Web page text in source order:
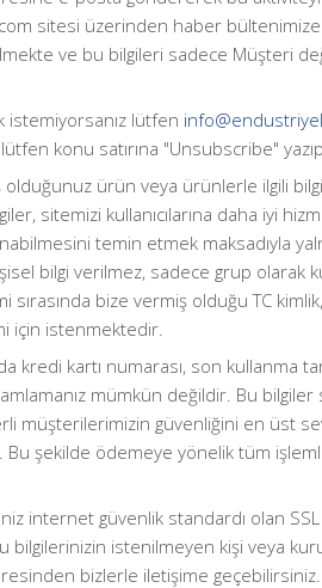
sitesi üzerinden haber bültenimize
ve bu bilgileri sadece Müşteri
istemiyorsanız lütfen
konu satırına "Unsubscribe"
olduğunuz ürün veya ürünlerle ilgili
sitemizi kullanıcılarına daha iyi
temin etmek maksadıyla
bilgi verilmez, sadece grup olarak
sırasında bize vermiş olduğu TC
için istenmektedir.
kredi kartı numarası, son kullanma
mümkün değildir. Bu
müşterilerimizin güvenliğini en üst
şekilde ödemeye yönelik tüm
internet güvenlik standardı olan
bilgilerinizin istenilmeyen kişi veya
bizlerle iletişime geçebilirsiniz.